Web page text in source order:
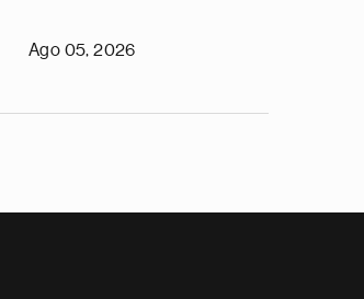
Ago 05, 2026